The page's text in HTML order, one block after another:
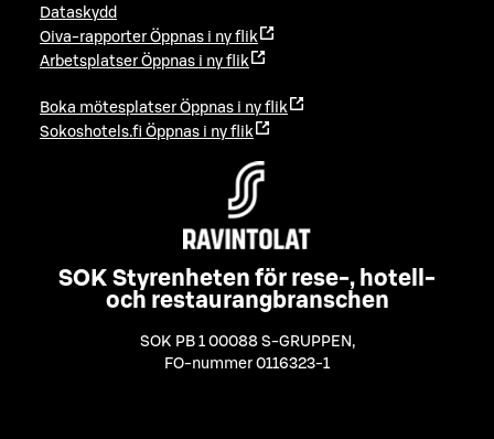
Dataskydd
Oiva-rapporter Öppnas i ny flik
Arbetsplatser Öppnas i ny flik
Boka mötesplatser Öppnas i ny flik
Sokoshotels.fi Öppnas i ny flik
SOK Styrenheten för rese-, hotell-
och restaurangbranschen
SOK PB 1 00088 S-GRUPPEN ,
FO-nummer 0116323-1